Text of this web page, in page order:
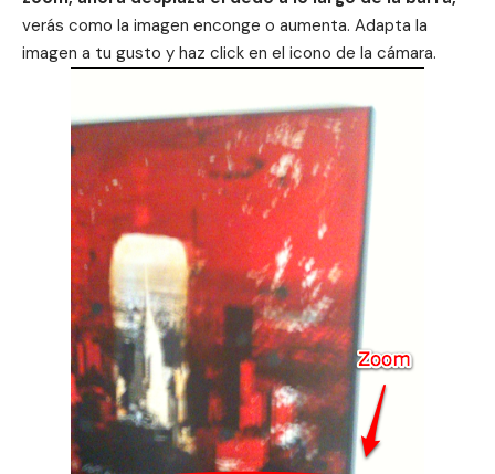
verás como la imagen enconge o aumenta. Adapta la
imagen a tu gusto y haz click en el icono de la cámara.